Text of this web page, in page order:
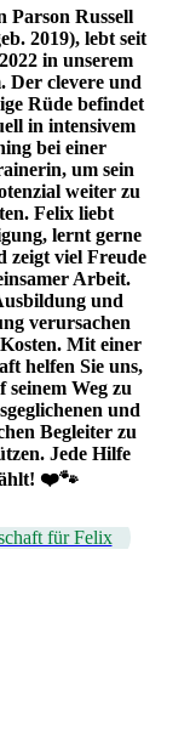
Parson Russell
2019), lebt seit
in unserem
Der clevere und
Rüde befindet
in intensivem
bei einer
um sein
weiter zu
Felix liebt
lernt gerne
zeigt viel Freude
Arbeit.
und
verursachen
Mit einer
helfen Sie uns,
seinem Weg zu
und
Begleiter zu
Jede Hilfe
❤️🐾
für Felix